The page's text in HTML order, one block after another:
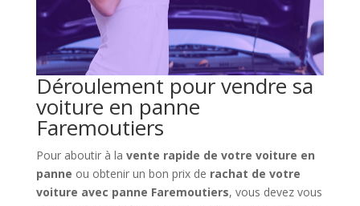
Déroulement pour vendre sa
voiture en panne
Faremoutiers
Pour aboutir à la vente rapide de votre voiture en
panne ou obtenir un bon prix de rachat de votre
voiture avec panne Faremoutiers, vous devez vous